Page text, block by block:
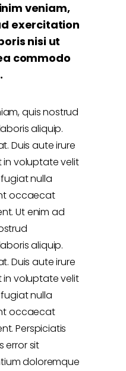
veniam,
exercitation
nisi ut
commodo
quis nostrud
aliquip.
Duis aute irure
in voluptate velit
nulla
occaecat
Ut enim ad
aliquip.
Duis aute irure
in voluptate velit
nulla
occaecat
Perspiciatis
error sit
doloremque